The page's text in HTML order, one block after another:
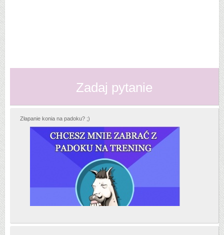
Zadaj pytanie
Złapanie konia na padoku? ;)